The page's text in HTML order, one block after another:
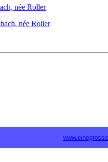
née Roller
née Roller